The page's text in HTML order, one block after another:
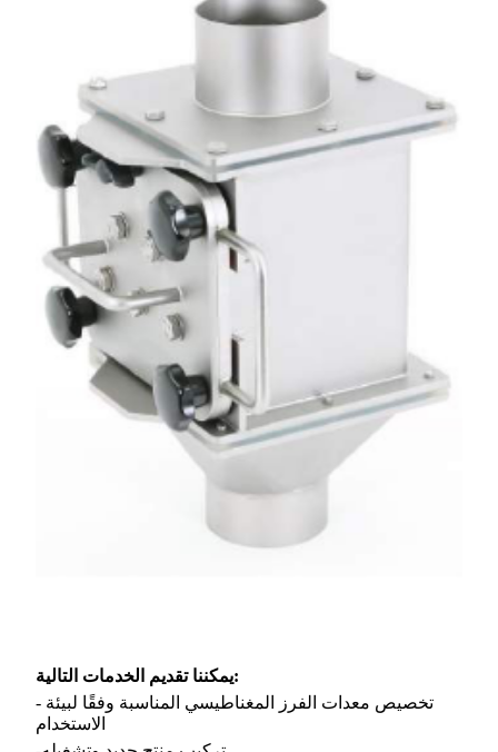
يمكننا تقديم الخدمات التالية:
- تخصيص معدات الفرز المغناطيسي المناسبة وفقًا لبيئة
الاستخدام